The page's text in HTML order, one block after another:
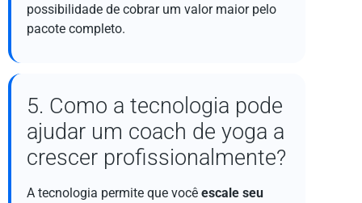
possibilidade de cobrar um valor maior pelo
pacote completo.
5. Como a tecnologia pode
ajudar um coach de yoga a
crescer profissionalmente?
A tecnologia permite que vocêescale seu